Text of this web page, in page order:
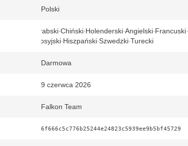
Polski
Arabski Chiński Holenderski Angielski Francuski
Rosyjski Hiszpański Szwedzki Turecki
Darmowa
9 czerwca 2026
Falkon Team
6f666c5c776b25244e24823c5939ee9b5bf45729